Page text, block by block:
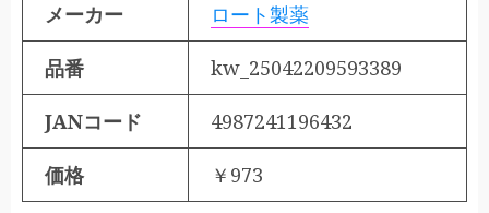
メーカー ロート製薬
品番 kw_25042209593389
JANコード 4987241196432
価格 ￥973